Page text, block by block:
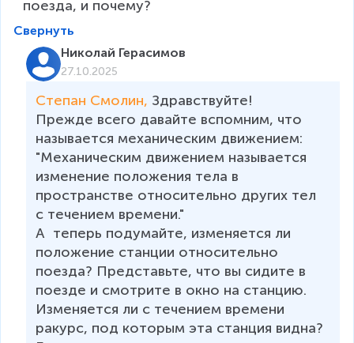
поезда, и почему?
Свернуть
Николай Герасимов
27.10.2025
Степан Смолин, Здравствуйте!
Прежде всего давайте вспомним, что
называется механическим движением:
"Механическим движением называется
изменение положения тела в
пространстве относительно других тел
с течением времени."
А  теперь подумайте, изменяется ли
положение станции относительно
поезда? Представьте, что вы сидите в
поезде и смотрите в окно на станцию.
Изменяется ли с течением времени
ракурс, под которым эта станция видна?